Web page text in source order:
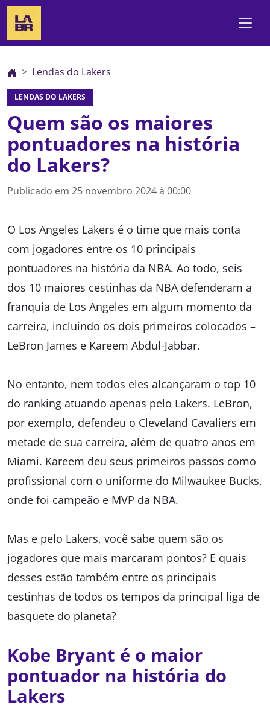
Lendas do Lakers
LENDAS DO LAKERS
Quem são os maiores
pontuadores na história
do Lakers?
Publicado em 25 novembro 2024 à 00:00
O Los Angeles Lakers é o time que mais conta
com jogadores entre os 10 principais
pontuadores na história da NBA. Ao todo, seis
dos 10 maiores cestinhas da NBA defenderam a
franquia de Los Angeles em algum momento da
carreira, incluindo os dois primeiros colocados –
LeBron James e Kareem Abdul-Jabbar.
No entanto, nem todos eles alcançaram o top 10
do ranking atuando apenas pelo Lakers. LeBron,
por exemplo, defendeu o Cleveland Cavaliers em
metade de sua carreira, além de quatro anos em
Miami. Kareem deu seus primeiros passos como
profissional com o uniforme do Milwaukee Bucks,
onde foi campeão e MVP da NBA.
Mas e pelo Lakers, você sabe quem são os
jogadores que mais marcaram pontos? E quais
desses estão também entre os principais
cestinhas de todos os tempos da principal liga de
basquete do planeta?
Kobe Bryant é o maior
pontuador na história do
Lakers